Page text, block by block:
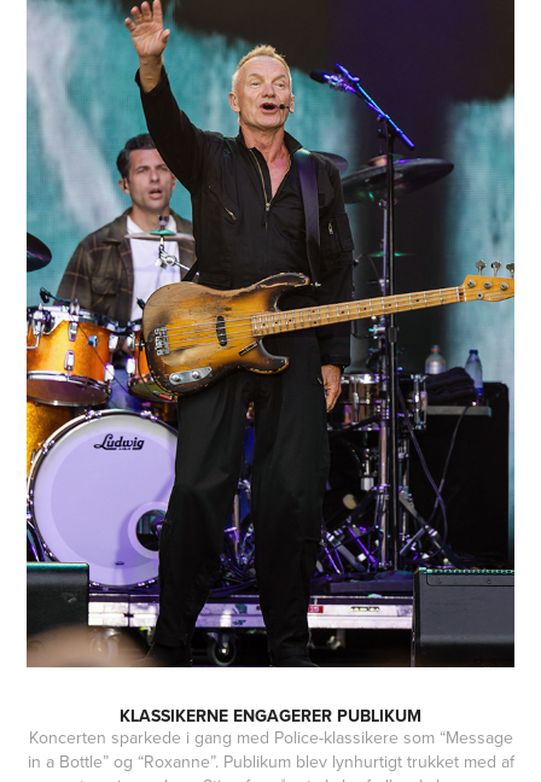
KLASSIKERNE ENGAGERER PUBLIKUM
Koncerten sparkede i gang med Police-klassikere som “Message
in a Bottle” og “Roxanne”. Publikum blev lynhurtigt trukket med af